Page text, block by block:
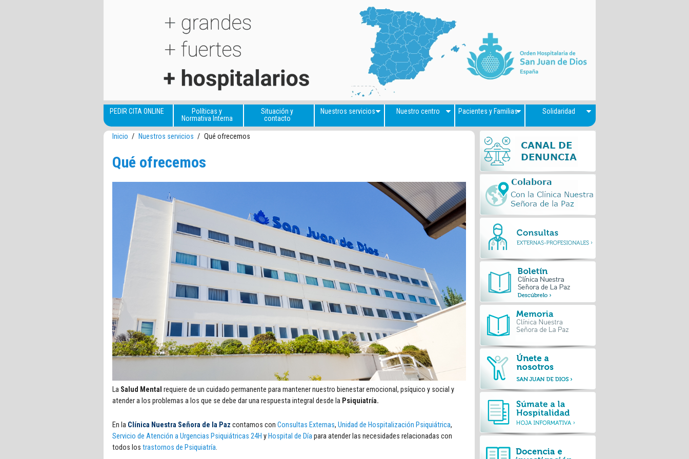
PEDIR CITA ONLINE
Políticas y
Normativa Interna
Situación y
contacto
Nuestros servicios Nuestro centro Pacientes y Familias Solidaridad
Inicio / Nuestros servicios / Qué ofrecemos
Qué ofrecemos
La Salud Mental requiere de un cuidado permanente para mantener nuestro bienestar emocional, psíquico y social y
atender a los problemas a los que se debe dar una respuesta integral desde la Psiquiatría.
En la Clínica Nuestra Señora de la Paz contamos con Consultas Externas, Unidad de Hospitalización Psiquiátrica,
Servicio de Atención a Urgencias Psiquiátricas 24H y Hospital de Díapara atender las necesidades relacionadas con
todos los trastornos de Psiquiatría.